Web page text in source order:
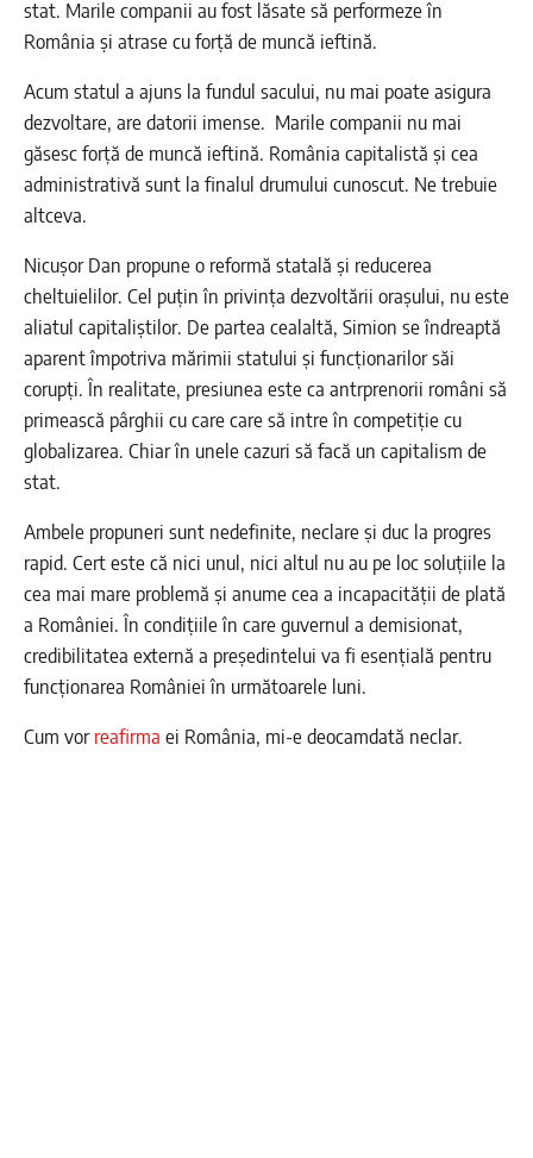
stat. Marile companii au fost lăsate să performeze în
România și atrase cu forță de muncă ieftină.
Acum statul a ajuns la fundul sacului, nu mai poate asigura
dezvoltare, are datorii imense. Marile companii nu mai
găsesc forță de muncă ieftină. România capitalistă și cea
administrativă sunt la finalul drumului cunoscut. Ne trebuie
altceva.
Nicușor Dan propune o reformă statală și reducerea
cheltuielilor. Cel puțin în privința dezvoltării orașului, nu este
aliatul capitaliștilor. De partea cealaltă, Simion se îndreaptă
aparent împotriva mărimii statului și funcționarilor săi
corupți. În realitate, presiunea este ca antrprenorii români să
primească pârghii cu care care să intre în competiție cu
globalizarea. Chiar în unele cazuri să facă un capitalism de
stat.
Ambele propuneri sunt nedefinite, neclare și duc la progres
rapid. Cert este că nici unul, nici altul nu au pe loc soluțiile la
cea mai mare problemă și anume cea a incapacității de plată
a României. În condiţiile în care guvernul a demisionat,
credibilitatea externă a președintelui va fi esențială pentru
funcționarea României în următoarele luni.
Cum vorreafirma ei România, mi-e deocamdată neclar.